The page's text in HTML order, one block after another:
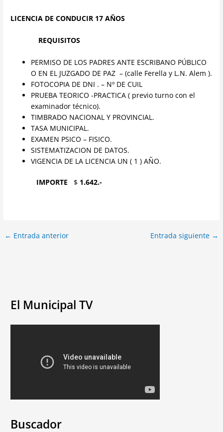
LICENCIA DE CONDUCIR 17 AÑOS
REQUISITOS
PERMISO DE LOS PADRES ANTE ESCRIBANO PÚBLICO
O EN EL JUZGADO DE PAZ – (calle Ferella y L.N. Alem ).
FOTOCOPIA DE DNI . – Nº DE CUIL
PRUEBA TEORICO -PRACTICA ( previo turno con el
examinador técnico).
TIMBRADO NACIONAL Y PROVINCIAL.
TASA MUNICIPAL.
EXAMEN PSICO – FISICO.
SISTEMATIZACION DE DATOS.
VIGENCIA DE LA LICENCIA UN ( 1 ) AÑO.
IMPORTE $ 1.642.-
← Entrada anterior Entrada siguiente →
El Municipal TV
Buscador